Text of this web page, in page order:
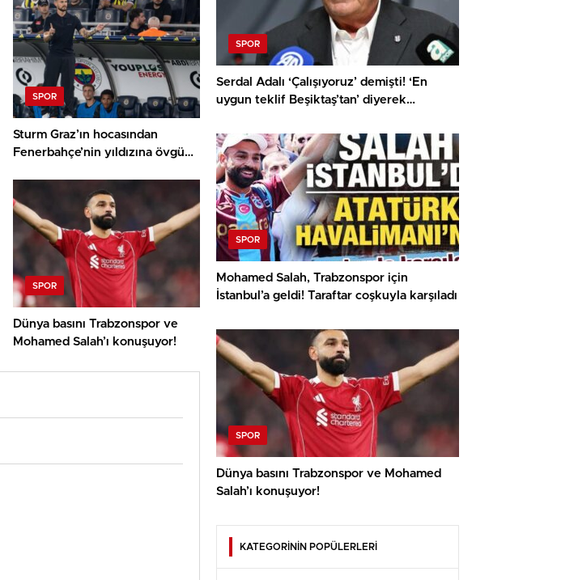
SPOR
Sturm Graz’ın hocasından
Fenerbahçe’nin yıldızına övgü
SPOR
Dünya basını Trabzonspor ve
Mohamed Salah’ı konuşuyor!
SPOR
Serdal Adalı ‘Çalışıyoruz’ demişti! ‘En
uygun teklif Beşiktaş’tan’ diyerek
SPOR
Mohamed Salah, Trabzonspor için
İstanbul’a geldi! Taraftar coşkuyla karşıladı
SPOR
Dünya basını Trabzonspor ve Mohamed
Salah’ı konuşuyor!
KATEGORİNİN POPÜLERLERİ